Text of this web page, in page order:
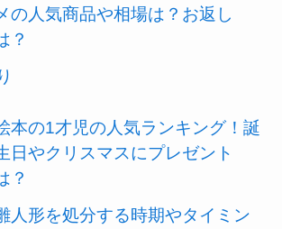
の人気商品や相場は？お返し
？
本の1才児の人気ランキング！誕
日やクリスマスにプレゼント
？
人形を処分する時期やタイミン